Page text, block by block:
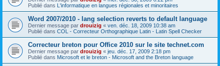
Publié dans L'informatique en langues régionales et minoritaires
Word 2007/2010 - lang selection reverts to default language
Dernier message par drouizig « ven. déc. 18, 2009 10:38 am
Publié dans COL - Correcteur Orthographique Latin - Latin Spell Checker
Correcteur breton pour Office 2010 sur le site technet.com
Dernier message par drouizig « jeu. déc. 17, 2009 2:18 pm
Publié dans Microsoft et le breton - Microsoft and the Breton language